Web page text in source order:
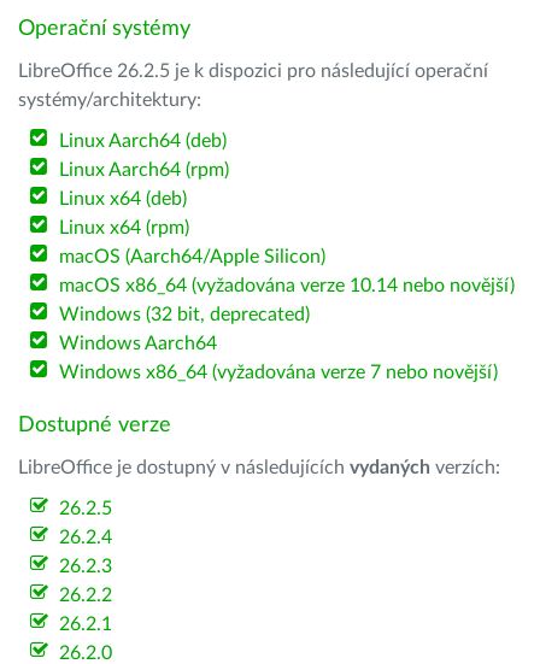
Operační systémy
LibreOffice 26.2.5 je k dispozici pro následující operační
systémy/architektury:
Linux Aarch64 (deb)
Linux Aarch64 (rpm)
Linux x64 (deb)
Linux x64 (rpm)
macOS (Aarch64/Apple Silicon)
macOS x86_64 (vyžadována verze 10.14 nebo novější)
Windows (32 bit, deprecated)
Windows Aarch64
Windows x86_64 (vyžadována verze 7 nebo novější)
Dostupné verze
LibreOffice je dostupný v následujících vydaných verzích:
26.2.5
26.2.4
26.2.3
26.2.2
26.2.1
26.2.0